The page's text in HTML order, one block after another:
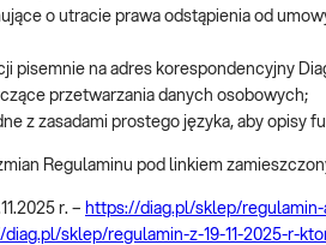
o utracie prawa odstąpienia od
pisemnie na adres korespondencyjny
przetwarzania danych osobowych;
z zasadami prostego języka, aby opisy
Regulaminu pod linkiem
r. – https://diag.pl/sklep/
diag.pl/sklep/regulamin-z-19-11-2025-r-